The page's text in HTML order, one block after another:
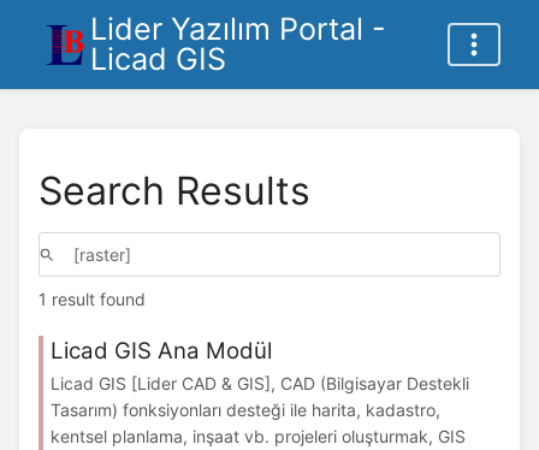
Lider Yazılım Portal -
Licad GIS
Search Results
1 result found
Licad GIS Ana Modül
Licad GIS [Lider CAD & GIS], CAD (Bilgisayar Destekli
Tasarım) fonksiyonları desteği ile harita, kadastro,
kentsel planlama, inşaat vb. projeleri oluşturmak, GIS